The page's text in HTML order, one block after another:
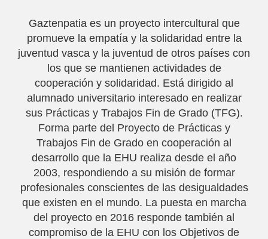
Gaztenpatia es un proyecto intercultural que
promueve la empatía y la solidaridad entre la
juventud vasca y la juventud de otros paí­ses con
los que se mantienen actividades de
cooperación y solidaridad. Está dirigido al
alumnado universitario interesado en realizar
sus Prácticas y Trabajos Fin de Grado (TFG).
Forma parte del Proyecto de Prácticas y
Trabajos Fin de Grado en cooperación al
desarrollo que la EHU realiza desde el año
2003, respondiendo a su misión de formar
profesionales conscientes de las desigualdades
que existen en el mundo. La puesta en marcha
del proyecto en 2016 responde también al
compromiso de la EHU con los Objetivos de